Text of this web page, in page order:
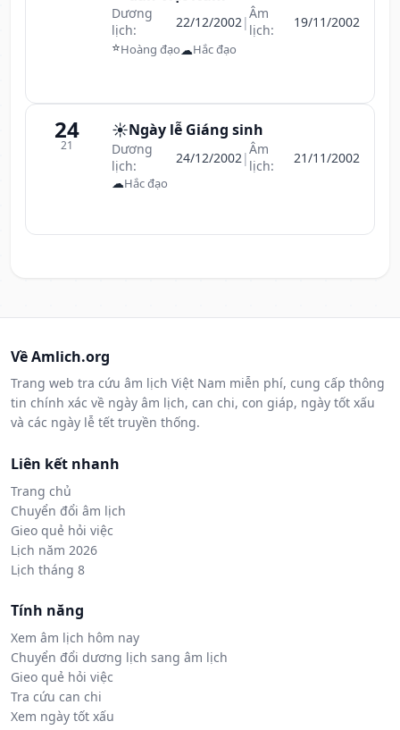
Dương
lịch:
22/12/2002 |Âm
lịch:
19/11/2002
⭐Hoàng đạo☁Hắc đạo
24
21
☀️Ngày lễ Giáng sinh
Dương
lịch:
24/12/2002 |Âm
lịch:
21/11/2002
☁Hắc đạo
Về Amlich.org
Trang web tra cứu âm lịch Việt Nam miễn phí, cung cấp thông
tin chính xác về ngày âm lịch, can chi, con giáp, ngày tốt xấu
và các ngày lễ tết truyền thống.
Liên kết nhanh
Trang chủ
Chuyển đổi âm lịch
Gieo quẻ hỏi việc
Lịch năm 2026
Lịch tháng 8
Tính năng
Xem âm lịch hôm nay
Chuyển đổi dương lịch sang âm lịch
Gieo quẻ hỏi việc
Tra cứu can chi
Xem ngày tốt xấu